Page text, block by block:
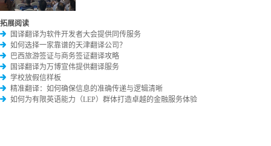
拓展阅读
国译翻译为软件开发者大会提供同传服务
如何选择一家靠谱的天津翻译公司？
巴西旅游签证与商务签证翻译攻略
国译翻译为万博宣伟提供翻译服务
学校放假信样板
精准翻译：如何确保信息的准确传递与逻辑清晰
如何为有限英语能力（LEP）群体打造卓越的金融服务体验